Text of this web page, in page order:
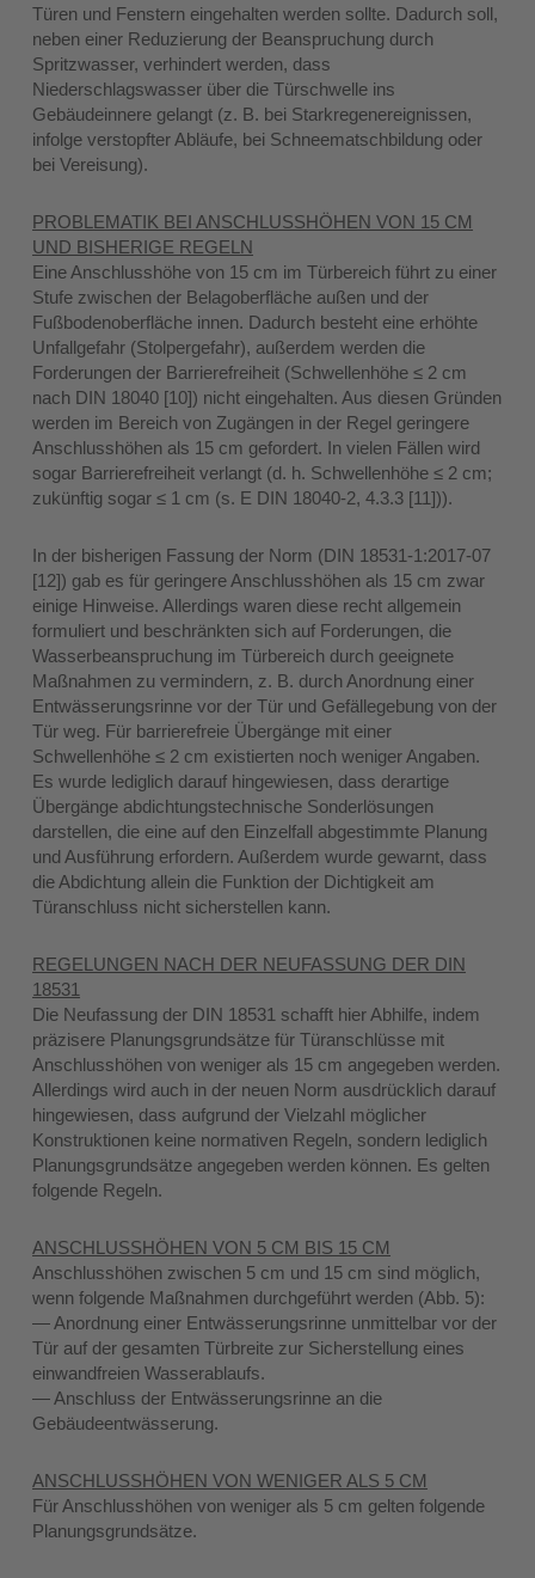
Türen und Fenstern eingehalten werden sollte. Dadurch soll,
neben einer Reduzierung der Beanspruchung durch
Spritzwasser, verhindert werden, dass
Niederschlagswasser über die Türschwelle ins
Gebäudeinnere gelangt (z. B. bei Starkregenereignissen,
infolge verstopfter Abläufe, bei Schneematschbildung oder
bei Vereisung).
PROBLEMATIK BEI ANSCHLUSSHÖHEN VON 15 CM
UND BISHERIGE REGELN
Eine Anschlusshöhe von 15 cm im Türbereich führt zu einer
Stufe zwischen der Belagoberfläche außen und der
Fußbodenoberfläche innen. Dadurch besteht eine erhöhte
Unfallgefahr (Stolpergefahr), außerdem werden die
Forderungen der Barrierefreiheit (Schwellenhöhe ≤ 2 cm
nach DIN 18040 [10]) nicht eingehalten. Aus diesen Gründen
werden im Bereich von Zugängen in der Regel geringere
Anschlusshöhen als 15 cm gefordert. In vielen Fällen wird
sogar Barrierefreiheit verlangt (d. h. Schwellenhöhe ≤ 2 cm;
zukünftig sogar ≤ 1 cm (s. E DIN 18040-2, 4.3.3 [11])).
In der bisherigen Fassung der Norm (DIN 18531-1:2017-07
[12]) gab es für geringere Anschlusshöhen als 15 cm zwar
einige Hinweise. Allerdings waren diese recht allgemein
formuliert und beschränkten sich auf Forderungen, die
Wasserbeanspruchung im Türbereich durch geeignete
Maßnahmen zu vermindern, z. B. durch Anordnung einer
Entwässerungsrinne vor der Tür und Gefällegebung von der
Tür weg. Für barrierefreie Übergänge mit einer
Schwellenhöhe ≤ 2 cm existierten noch weniger Angaben.
Es wurde lediglich darauf hingewiesen, dass derartige
Übergänge abdichtungstechnische Sonderlösungen
darstellen, die eine auf den Einzelfall abgestimmte Planung
und Ausführung erfordern. Außerdem wurde gewarnt, dass
die Abdichtung allein die Funktion der Dichtigkeit am
Türanschluss nicht sicherstellen kann.
REGELUNGEN NACH DER NEUFASSUNG DER DIN
18531
Die Neufassung der DIN 18531 schafft hier Abhilfe, indem
präzisere Planungsgrundsätze für Türanschlüsse mit
Anschlusshöhen von weniger als 15 cm angegeben werden.
Allerdings wird auch in der neuen Norm ausdrücklich darauf
hingewiesen, dass aufgrund der Vielzahl möglicher
Konstruktionen keine normativen Regeln, sondern lediglich
Planungsgrundsätze angegeben werden können. Es gelten
folgende Regeln.
ANSCHLUSSHÖHEN VON 5 CM BIS 15 CM
Anschlusshöhen zwischen 5 cm und 15 cm sind möglich,
wenn folgende Maßnahmen durchgeführt werden (Abb. 5):
— Anordnung einer Entwässerungsrinne unmittelbar vor der
Tür auf der gesamten Türbreite zur Sicherstellung eines
einwandfreien Wasserablaufs.
— Anschluss der Entwässerungsrinne an die
Gebäudeentwässerung.
ANSCHLUSSHÖHEN VON WENIGER ALS 5 CM
Für Anschlusshöhen von weniger als 5 cm gelten folgende
Planungsgrundsätze.